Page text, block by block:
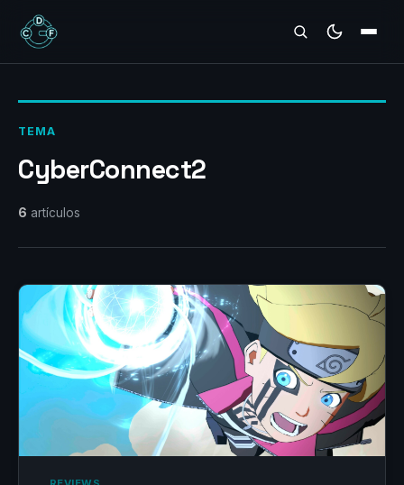
REVIEWS
TEMA
CyberConnect2
6 artículos